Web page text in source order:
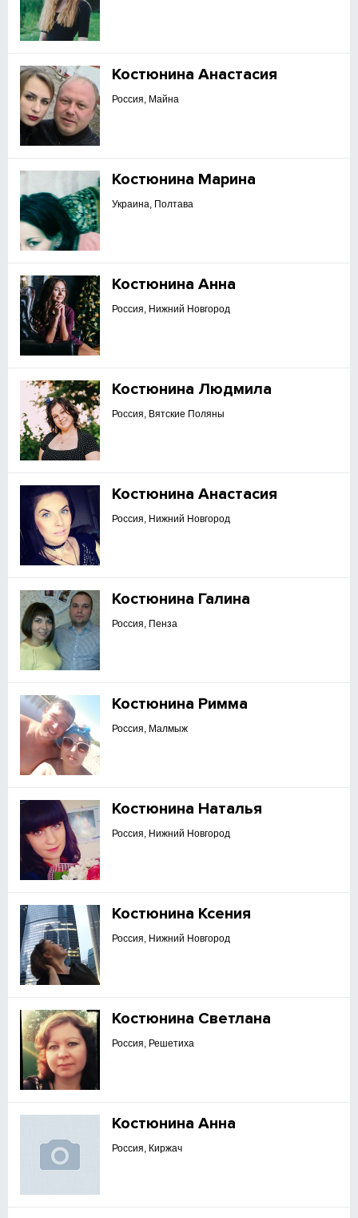
Костюнина Анастасия
Россия, Майна
Костюнина Марина
Украина, Полтава
Костюнина Анна
Россия, Нижний Новгород
Костюнина Людмила
Россия, Вятские Поляны
Костюнина Анастасия
Россия, Нижний Новгород
Костюнина Галина
Россия, Пенза
Костюнина Римма
Россия, Малмыж
Костюнина Наталья
Россия, Нижний Новгород
Костюнина Ксения
Россия, Нижний Новгород
Костюнина Светлана
Россия, Решетиха
Костюнина Анна
Россия, Киржач